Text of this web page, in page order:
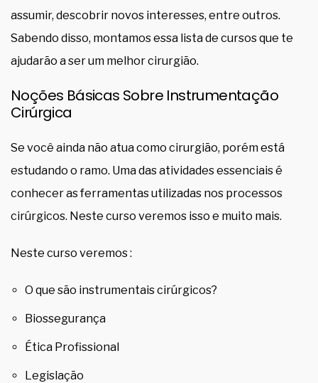
assumir, descobrir novos interesses, entre outros.
Sabendo disso, montamos essa lista de cursos que te
ajudarão a ser um melhor cirurgião.
Noções Básicas Sobre Instrumentação
Cirúrgica
Se você ainda não atua como cirurgião, porém está
estudando o ramo. Uma das atividades essenciais é
conhecer as ferramentas utilizadas nos processos
cirúrgicos. Neste curso veremos isso e muito mais.
Neste curso veremos :
O que são instrumentais cirúrgicos?
Biossegurança
Ética Profissional
Legislação